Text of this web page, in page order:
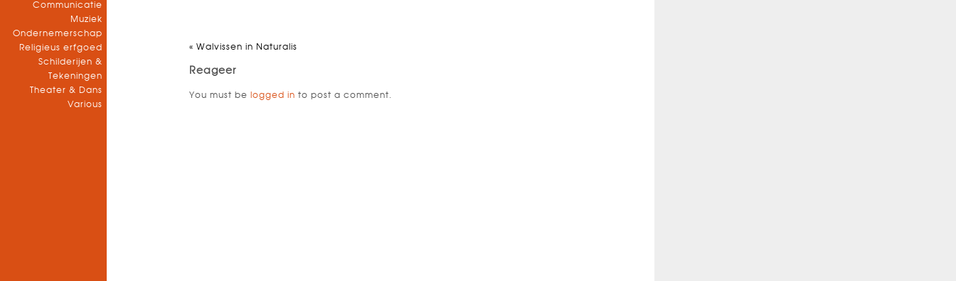
Communicatie
Muziek
Ondernemerschap
Religieus erfgoed
Schilderijen &
Tekeningen
Theater & Dans
Various
« Walvissen in Naturalis
Reageer
You must be logged in to post a comment.